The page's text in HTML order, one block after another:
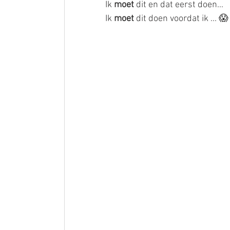
Ik moet dit en dat eerst doen...
Ik moet dit doen voordat ik